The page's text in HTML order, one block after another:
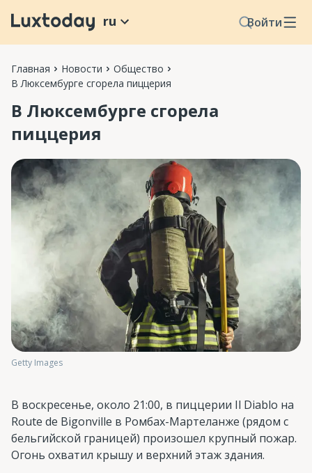
Войти
ru
Главная Новости
Общество
В Люксембурге сгорела пиццерия
В Люксембурге сгорела
пиццерия
Getty Images
В воскресенье, около 21:00, в пиццерии Il Diablo на
Route de Bigonville в Ромбах-Мартеланже (рядом с
бельгийской границей) произошел крупный пожар.
Огонь охватил крышу и верхний этаж здания.